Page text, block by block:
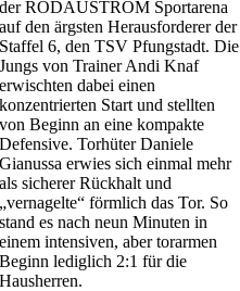
der RODAUSTROM Sportarena
auf den ärgsten Herausforderer der
Staffel 6, den TSV Pfungstadt. Die
Jungs von Trainer Andi Knaf
erwischten dabei einen
konzentrierten Start und stellten
von Beginn an eine kompakte
Defensive. Torhüter Daniele
Gianussa erwies sich einmal mehr
als sicherer Rückhalt und
„vernagelte“ förmlich das Tor. So
stand es nach neun Minuten in
einem intensiven, aber torarmen
Beginn lediglich 2:1 für die
Hausherren.